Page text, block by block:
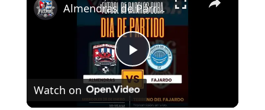
P
l
Almendras de Párraga VS Fajardo (Partido 72) - #futboldebarrioscuba
Watch on